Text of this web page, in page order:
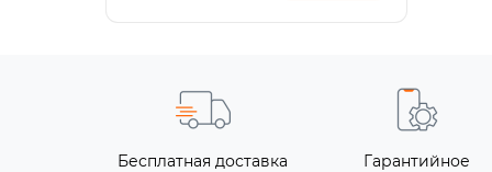
Бесплатная доставка
Гарантийное